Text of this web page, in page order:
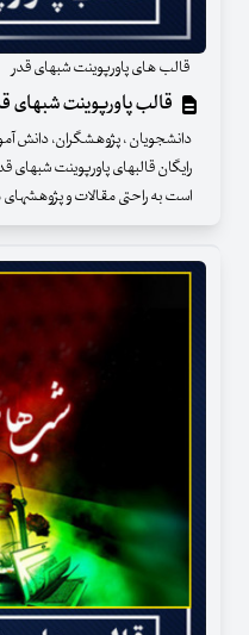
قالب های پاورپوینت شبهای قدر
قالب پاورپوینت شبهای
دانشجویان ، پژوهشگران، دانش
رایگان قالبهای پاورپوینت شبهای
است به راحتی مقالات و پژوهشهای